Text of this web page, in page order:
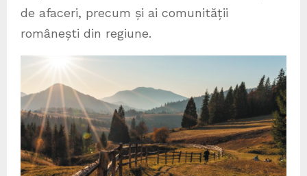
de afaceri, precum și ai comunității
românești din regiune.